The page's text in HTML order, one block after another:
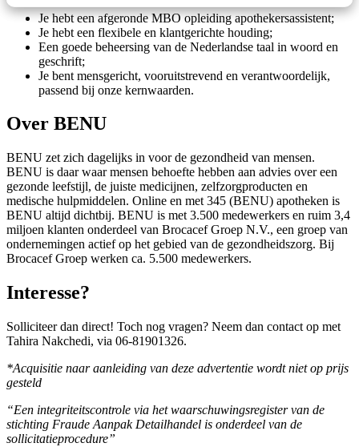
Je hebt een afgeronde MBO opleiding apothekersassistent;
Je hebt een flexibele en klantgerichte houding;
Een goede beheersing van de Nederlandse taal in woord en
geschrift;
Je bent mensgericht, vooruitstrevend en verantwoordelijk,
passend bij onze kernwaarden.
Over BENU
BENU zet zich dagelijks in voor de gezondheid van mensen.
BENU is daar waar mensen behoefte hebben aan advies over een
gezonde leefstijl, de juiste medicijnen, zelfzorgproducten en
medische hulpmiddelen. Online en met 345 (BENU) apotheken is
BENU altijd dichtbij. BENU is met 3.500 medewerkers en ruim 3,4
miljoen klanten onderdeel van Brocacef Groep N.V., een groep van
ondernemingen actief op het gebied van de gezondheidszorg. Bij
Brocacef Groep werken ca. 5.500 medewerkers.
Interesse?
Solliciteer dan direct! Toch nog vragen? Neem dan contact op met
Tahira Nakchedi, via 06-81901326.
*Acquisitie naar aanleiding van deze advertentie wordt niet op prijs
gesteld
“Een integriteitscontrole via het waarschuwingsregister van de
stichting Fraude Aanpak Detailhandel is onderdeel van de
sollicitatieprocedure”